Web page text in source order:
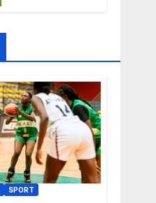
Sports perd la
Liga
SPORT